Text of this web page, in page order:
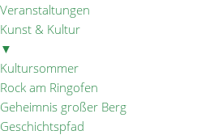
Veranstaltungen
Kunst & Kultur
▼
Kultursommer
Rock am Ringofen
Geheimnis großer Berg
Geschichtspfad